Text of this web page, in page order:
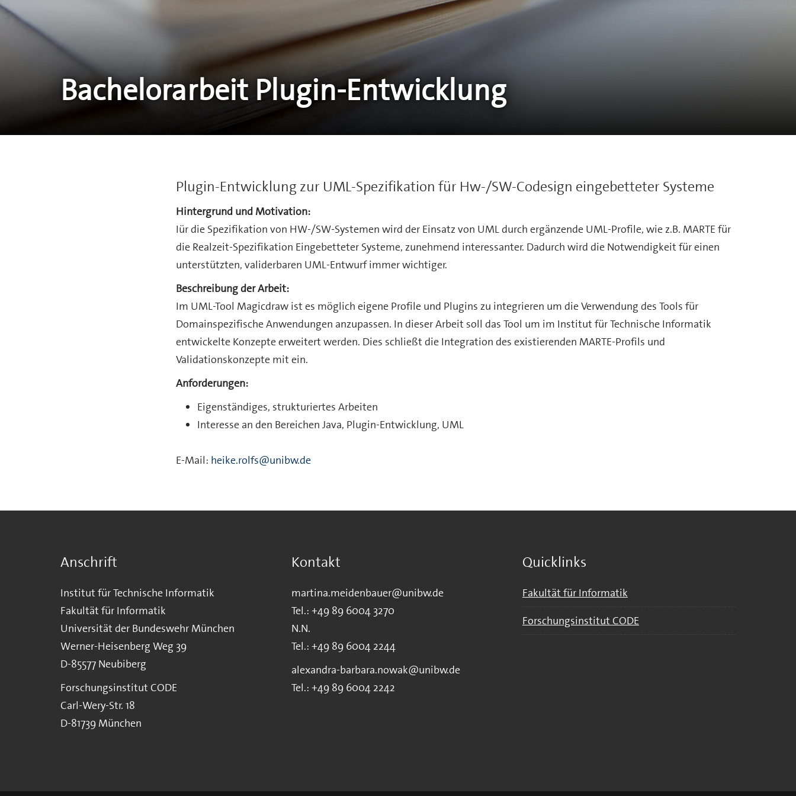
Bachelorarbeit Plugin-Entwicklung
Plugin-Entwicklung zur UML-Spezifikation für Hw-/SW-Codesign eingebetteter Systeme
Hintergrund und Motivation:
Iür die Spezifikation von HW-/SW-Systemen wird der Einsatz von UML durch ergänzende UML-Profile, wie z.B. MARTE für
die Realzeit-Spezifikation Eingebetteter Systeme, zunehmend interessanter. Dadurch wird die Notwendigkeit für einen
unterstützten, validerbaren UML-Entwurf immer wichtiger.
Beschreibung der Arbeit:
Im UML-Tool Magicdraw ist es möglich eigene Profile und Plugins zu integrieren um die Verwendung des Tools für
Domainspezifische Anwendungen anzupassen. In dieser Arbeit soll das Tool um im Institut für Technische Informatik
entwickelte Konzepte erweitert werden. Dies schließt die Integration des existierenden MARTE-Profils und
Validationskonzepte mit ein.
Anforderungen:
Eigenständiges, strukturiertes Arbeiten
Interesse an den Bereichen Java, Plugin-Entwicklung, UML
E-Mail: heike.rolfs@unibw.de
Anschrift
Institut für Technische Informatik
Fakultät für Informatik
Universität der Bundeswehr München
Werner-Heisenberg Weg 39
D-85577 Neubiberg
Forschungsinstitut CODE
Carl-Wery-Str. 18
D-81739 München
Kontakt
martina.meidenbauer@unibw.de
Tel.: +49 89 6004 3270
N.N.
Tel.: +49 89 6004 2244
alexandra-barbara.nowak@unibw.de
Tel.: +49 89 6004 2242
Quicklinks
Fakultät für Informatik
Forschungsinstitut CODE